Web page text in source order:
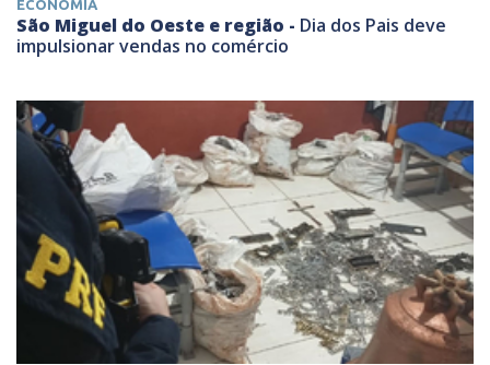
ECONOMIA
São Miguel do Oeste e região - Dia dos Pais deve
impulsionar vendas no comércio